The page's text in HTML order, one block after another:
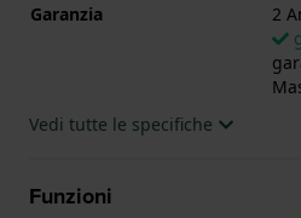
Garanzia
2
Vedi tutte le specifiche
Funzioni